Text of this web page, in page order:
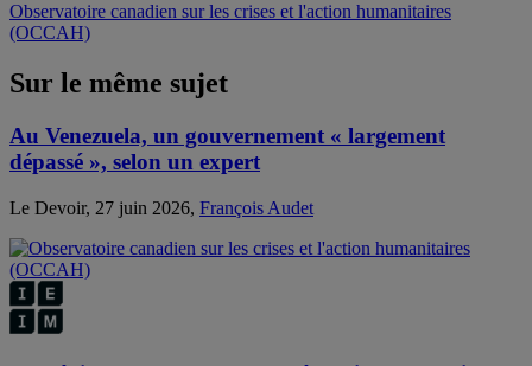
Observatoire canadien sur les crises et l'action humanitaires
(OCCAH)
Sur le même sujet
Au Venezuela, un gouvernement « largement
dépassé », selon un expert
Le Devoir, 27 juin 2026, François Audet